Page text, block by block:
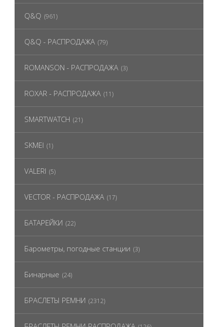
Q&Q (961)
Q&Q - РАСПРОДАЖА (79)
ROMANSON - РАСПРОДАЖА (3)
ROXAR - РАСПРОДАЖА (11)
SMARTWATCH (21)
SKMEI (1)
VALERI (5)
VECTOR - РАСПРОДАЖА (17)
БАТАРЕЙКИ (22)
Барометры, погодные станции (3)
Бинарные (24)
БРАСЛЕТЫ РЕМНИ (2312)